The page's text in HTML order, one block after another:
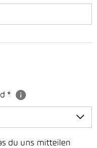
*
du uns mitteilen